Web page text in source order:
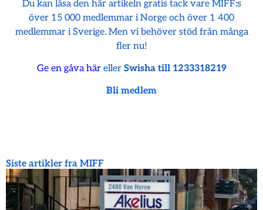
Du kan läsa den här artikeln gratis tack vare MIFF:s
över 15 000 medlemmar i Norge och över 1 400
medlemmar i Sverige. Men vi behöver stöd från många
fler nu!
Ge en gåva häreller Swisha till 1233318219
Bli medlem
Siste artikler fra MIFF